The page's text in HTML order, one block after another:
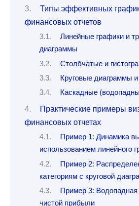
Типы эффективных
финансовых отчетов
Линейные графики и
диаграммы
Столбчатые и
Круговые диаграммы
Каскадные
Практические примеры
финансовых отчетах
Пример 1: Динамика
использованием линейного
Пример 2:
категориям с круговой
Пример 3: Водопадная
чистой прибыли